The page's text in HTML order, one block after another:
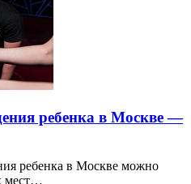
ребенка в Москве —
ребенка в Москве можно
мест…